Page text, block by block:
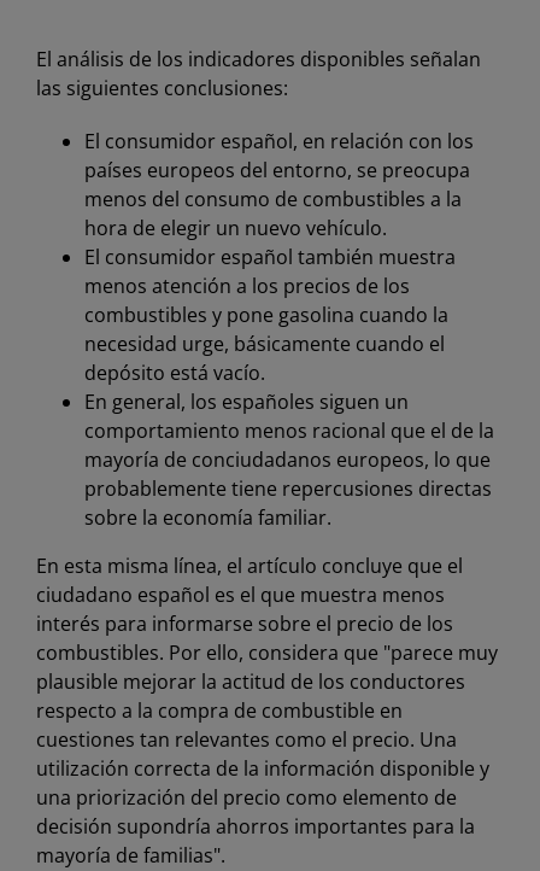
El análisis de los indicadores disponibles señalan
las siguientes conclusiones:
El consumidor español, en relación con los
países europeos del entorno, se preocupa
menos del consumo de combustibles a la
hora de elegir un nuevo vehículo.
El consumidor español también muestra
menos atención a los precios de los
combustibles y pone gasolina cuando la
necesidad urge, básicamente cuando el
depósito está vacío.
En general, los españoles siguen un
comportamiento menos racional que el de la
mayoría de conciudadanos europeos, lo que
probablemente tiene repercusiones directas
sobre la economía familiar.
En esta misma línea, el artículo concluye que el
ciudadano español es el que muestra menos
interés para informarse sobre el precio de los
combustibles. Por ello, considera que "parece muy
plausible mejorar la actitud de los conductores
respecto a la compra de combustible en
cuestiones tan relevantes como el precio. Una
utilización correcta de la información disponible y
una priorización del precio como elemento de
decisión supondría ahorros importantes para la
mayoría de familias".